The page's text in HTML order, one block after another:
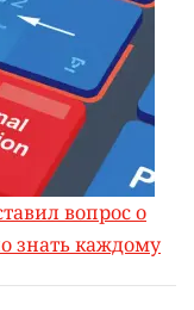
вопрос о
знать каждому